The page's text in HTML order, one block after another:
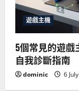
遊戲主機
5個常見的遊戲
自我診斷指南
dominic 6